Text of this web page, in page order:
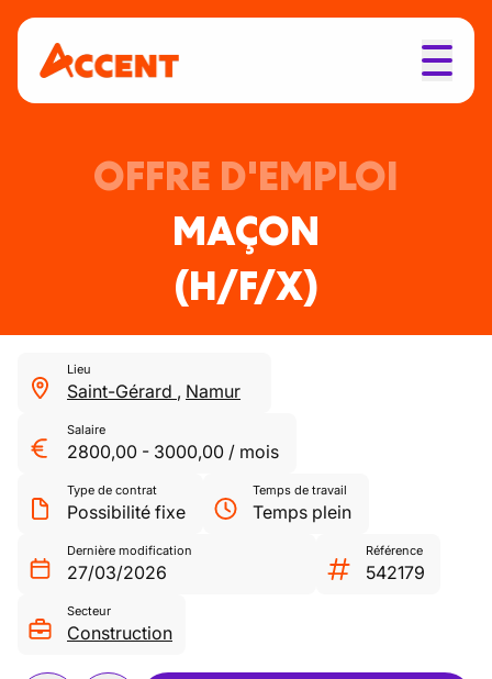
OFFRE D'EMPLOI
MAÇON
(H/F/X)
Lieu
Saint-Gérard , Namur
Salaire
2800,00 - 3000,00 / mois
Type de contrat
Possibilité fixe
Temps de travail
Temps plein
Dernière modification
27/03/2026
Référence
542179
Secteur
Construction